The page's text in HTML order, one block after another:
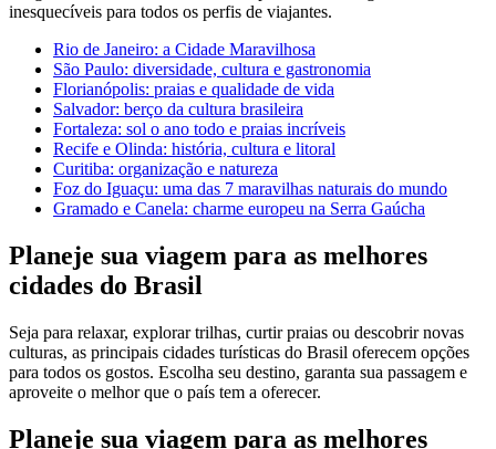
inesquecíveis para todos os perfis de viajantes.
Rio de Janeiro: a Cidade Maravilhosa
São Paulo: diversidade, cultura e gastronomia
Florianópolis: praias e qualidade de vida
Salvador: berço da cultura brasileira
Fortaleza: sol o ano todo e praias incríveis
Recife e Olinda: história, cultura e litoral
Curitiba: organização e natureza
Foz do Iguaçu: uma das 7 maravilhas naturais do mundo
Gramado e Canela: charme europeu na Serra Gaúcha
Planeje sua viagem para as melhores
cidades do Brasil
Seja para relaxar, explorar trilhas, curtir praias ou descobrir novas
culturas, as principais cidades turísticas do Brasil oferecem opções
para todos os gostos. Escolha seu destino, garanta sua passagem e
aproveite o melhor que o país tem a oferecer.
Planeje sua viagem para as melhores